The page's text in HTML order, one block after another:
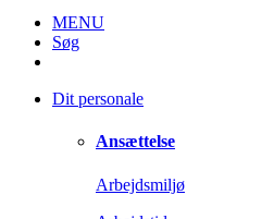
MENU
Søg
Dit personale
Ansættelse
Arbejdsmiljø